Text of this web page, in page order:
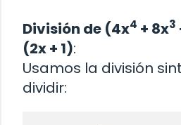
División de (4x4 + 8x3
(2x + 1):
Usamos la división
dividir: